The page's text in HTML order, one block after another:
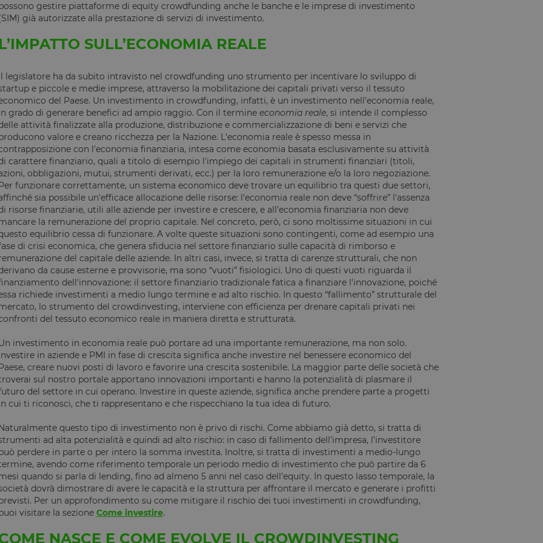
gestire piattaforme di equity crowdfunding anche le banche e le imprese di investimento
già autorizzate alla prestazione di servizi di investimento.
L’IMPATTO SULL’ECONOMIA REALE
legislatore ha da subito intravisto nel crowdfunding uno strumento per incentivare lo sviluppo di
e piccole e medie imprese, attraverso la mobilitazione dei capitali privati verso il tessuto
del Paese. Un investimento in crowdfunding, infatti, è un investimento nell'economia reale,
grado di generare benefici ad ampio raggio. Con il termine economia reale, si intende il complesso
attività finalizzate alla produzione, distribuzione e commercializzazione di beni e servizi che
valore e creano ricchezza per la Nazione. L'economia reale è spesso messa in
con l'economia finanziaria, intesa come economia basata esclusivamente su attività
carattere finanziario, quali a titolo di esempio l'impiego dei capitali in strumenti finanziari (titoli,
obbligazioni, mutui, strumenti derivati, ecc.) per la loro remunerazione e/o la loro negoziazione.
funzionare correttamente, un sistema economico deve trovare un equilibrio tra questi due settori,
sia possibile un'efficace allocazione delle risorse: l'economia reale non deve “soffrire” l'assenza
risorse finanziarie, utili alle aziende per investire e crescere, e all'economia finanziaria non deve
la remunerazione del proprio capitale. Nel concreto, però, ci sono moltissime situazioni in cui
equilibrio cessa di funzionare. A volte queste situazioni sono contingenti, come ad esempio una
di crisi economica, che genera sfiducia nel settore finanziario sulle capacità di rimborso e
del capitale delle aziende. In altri casi, invece, si tratta di carenze strutturali, che non
da cause esterne e provvisorie, ma sono “vuoti” fisiologici. Uno di questi vuoti riguarda il
dell'innovazione: il settore finanziario tradizionale fatica a finanziare l'innovazione, poiché
richiede investimenti a medio lungo termine e ad alto rischio. In questo “fallimento” strutturale del
lo strumento del crowdinvesting, interviene con efficienza per drenare capitali privati nei
del tessuto economico reale in maniera diretta e strutturata.
investimento in economia reale può portare ad una importante remunerazione, ma non solo.
in aziende e PMI in fase di crescita significa anche investire nel benessere economico del
creare nuovi posti di lavoro e favorire una crescita sostenibile. La maggior parte delle società che
sul nostro portale apportano innovazioni importanti e hanno la potenzialità di plasmare il
del settore in cui operano. Investire in queste aziende, significa anche prendere parte a progetti
cui ti riconosci, che ti rappresentano e che rispecchiano la tua idea di futuro.
questo tipo di investimento non è privo di rischi. Come abbiamo già detto, si tratta di
ad alta potenzialità e quindi ad alto rischio: in caso di fallimento dell’impresa, l’investitore
perdere in parte o per intero la somma investita. Inoltre, si tratta di investimenti a medio-lungo
avendo come riferimento temporale un periodo medio di investimento che può partire da 6
quando si parla di lending, fino ad almeno 5 anni nel caso dell’equity. In questo lasso temporale, la
dovrà dimostrare di avere le capacità e la struttura per affrontare il mercato e generare i profitti
Per un approfondimento su come mitigare il rischio dei tuoi investimenti in crowdfunding,
visitare la sezione Come investire.
NASCE E COME EVOLVE IL CROWDINVESTING
Laravel LLC
www.opstart.it
1 ora 59
minuti
Internamente laravel utilizza laravel_session per identificare un'istanza
di sessione per un utente
www.opstart.it
un identificatore generico utilizzato per mantenere le variabili di
tra le pagine.
Cloudflare
Inc.
.calendly.com
Sessione
Cookie associato ai siti che utilizzano CloudFlare, utilizzato per
identificare il traffico web attendibile.
www.opstart.it
minuti
Questo cookie è stato scritto per aiutare con la sicurezza del sito a
prevenire attacchi Cross-Site Request Forgery.
OneTrust LLC
.calendly.com
1 anno
Questo cookie è impostato dalla soluzione di conformità dei cookie di
OneTrust. Memorizza informazioni sulle categorie di cookie che il sito
utilizza e se i visitatori hanno prestato o revocato il consenso per l'uso
di ciascuna categoria. Ciò consente ai proprietari del sito di impedire
che i cookie di ciascuna categoria vengano impostati nel browser degli
utenti, quando non viene fornito il consenso. Il cookie ha una durata
normale di un anno, in modo che i visitatori di ritorno al sito avranno
le loro preferenze ricordate. Non contiene informazioni che possano
identificare il visitatore del sito.
CookieScript
www.opstart.it
4
settimane
2 giorni
Questo cookie viene utilizzato dal servizio Cookie-Script.com per
ricordare le preferenze di consenso sui cookie dei visitatori. È
necessario che il banner dei cookie di Cookie-Script.com funzioni
correttamente.
Tipo di archiviazione
Descrizione
Archiviazione locale
Archiviazione locale
Archiviazione locale
Archiviazione locale
Archiviazione locale
Archiviazione locale
Archiviazione locale
Archiviazione locale
Archiviazione locale
Archiviazione locale
Google Privacy Policy